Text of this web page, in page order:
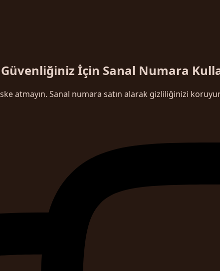
Güvenliğiniz İçin Sanal Numara
atmayın. Sanal numara satın alarak gizliliğinizi